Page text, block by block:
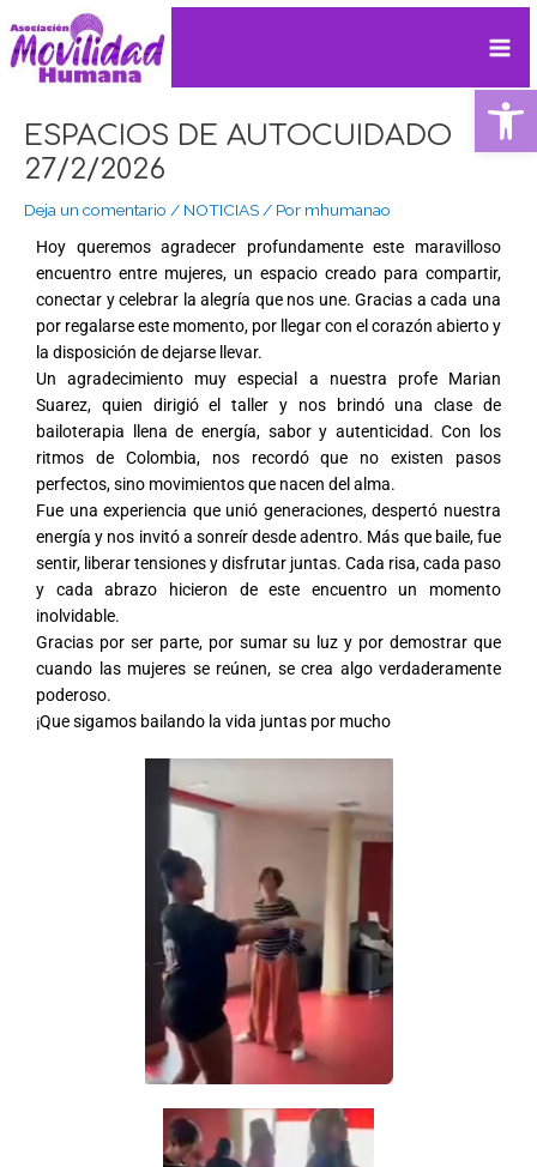
al
contenido
ESPACIOS DE AUTOCUIDADO
27/2/2026
Deja un comentario / NOTICIAS / Por mhumanao
Hoy queremos agradecer profundamente este maravilloso
encuentro entre mujeres, un espacio creado para compartir,
conectar y celebrar la alegría que nos une. Gracias a cada una
por regalarse este momento, por llegar con el corazón abierto y
la disposición de dejarse llevar.
Un agradecimiento muy especial a nuestra profe Marian
Suarez, quien dirigió el taller y nos brindó una clase de
bailoterapia llena de energía, sabor y autenticidad. Con los
ritmos de Colombia, nos recordó que no existen pasos
perfectos, sino movimientos que nacen del alma.
Fue una experiencia que unió generaciones, despertó nuestra
energía y nos invitó a sonreír desde adentro. Más que baile, fue
sentir, liberar tensiones y disfrutar juntas. Cada risa, cada paso
y cada abrazo hicieron de este encuentro un momento
inolvidable.
Gracias por ser parte, por sumar su luz y por demostrar que
cuando las mujeres se reúnen, se crea algo verdaderamente
poderoso.
¡Que sigamos bailando la vida juntas por mucho
Navegación
de
entradas